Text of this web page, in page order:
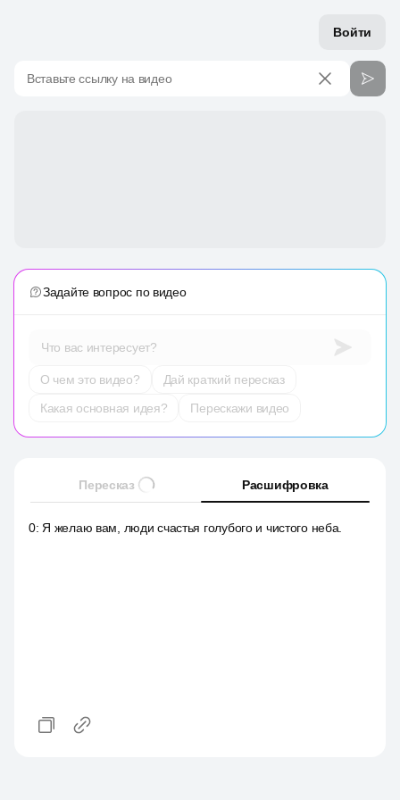
Войти
Вставьте ссылку на видео
Задайте вопрос по видео
Что вас интересует?
О чем это видео?
Дай краткий пересказ
Какая основная идея?
Перескажи видео
Пересказ Расшифровка
0: Я желаю вам, люди счастья голубого и чистого неба.